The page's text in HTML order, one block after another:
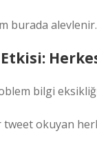
burada alevlenir.
bilgi
okuyan